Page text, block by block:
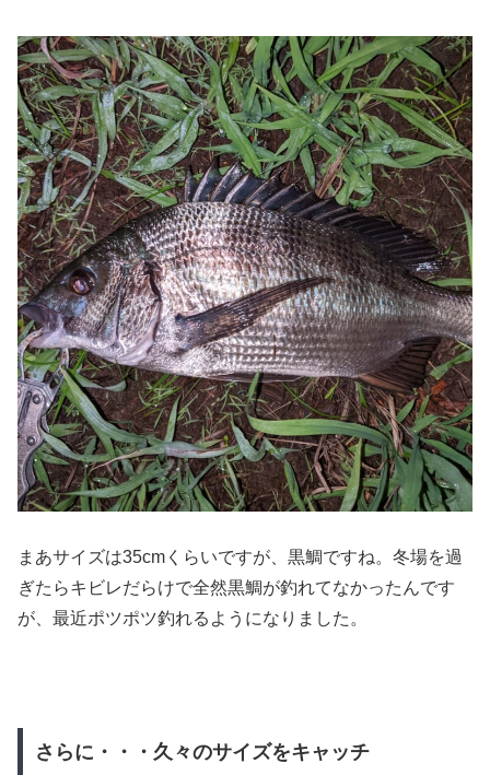
まあサイズは35cmくらいですが、黒鯛ですね。冬場を過
ぎたらキビレだらけで全然黒鯛が釣れてなかったんです
が、最近ポツポツ釣れるようになりました。
さらに・・・久々のサイズをキャッチ